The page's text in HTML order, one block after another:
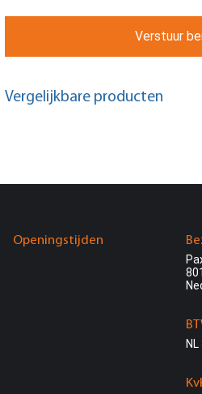
Verstuur
Vergelijkbare producten
Openingstijden